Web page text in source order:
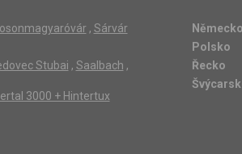
, Sárvár Německo
Polsko
Stubai , Saalbach ,
3000 + Hintertux
Řecko